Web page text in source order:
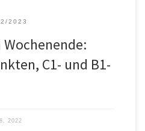
2023
Wochenende:
C1- und B1-
2022